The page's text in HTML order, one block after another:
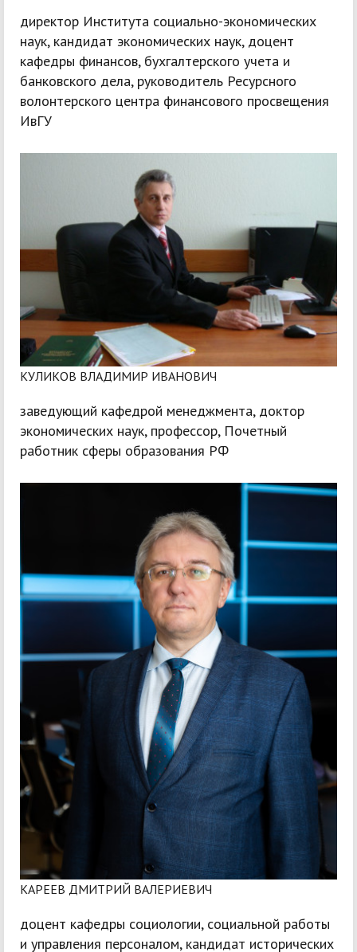
директор Института социально-экономических
наук, кандидат экономических наук, доцент
кафедры финансов, бухгалтерского учета и
банковского дела, руководитель Ресурсного
волонтерского центра финансового просвещения
ИвГУ
КУЛИКОВ ВЛАДИМИР ИВАНОВИЧ
заведующий кафедрой менеджмента, доктор
экономических наук, профессор, Почетный
работник сферы образования РФ
КАРЕЕВ ДМИТРИЙ ВАЛЕРИЕВИЧ
доцент кафедры социологии, социальной работы
и управления персоналом, кандидат исторических